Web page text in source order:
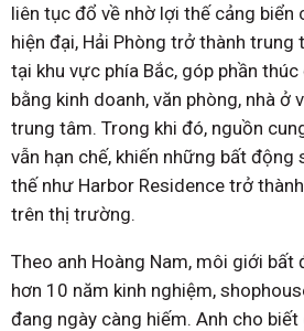
liên tục đổ về nhờ lợi thế cảng
hiện đại, Hải Phòng trở thành
tại khu vực phía Bắc, góp phần
bằng kinh doanh, văn phòng, nhà ở
trung tâm. Trong khi đó, nguồn
vẫn hạn chế, khiến những bất động
thế như Harbor Residence trở
trên thị trường.
Theo anh Hoàng Nam, môi giới
hơn 10 năm kinh nghiệm,
đang ngày càng hiếm. Anh cho